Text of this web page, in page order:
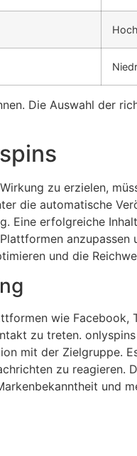
Hoch
Die Auswahl der
zu erzielen,
die automatische
Eine erfolgreiche
und die
wie Facebook,
zu treten.
mit der Zielgruppe.
zu reagieren.
und